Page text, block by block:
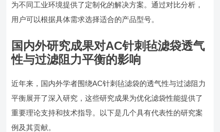
为不同工业环境提供了定制化的解决方案。通过对比分析，
用户可以根据具体需求选择适合的产品型号。
国内外研究成果对AC针刺毡滤袋透气
性与过滤阻力平衡的影响
近年来，国内外学者围绕AC针刺毡滤袋的透气性与过滤阻力
平衡展开了深入研究，这些研究成果为优化滤袋性能提供了
重要理论支持和技术指导。以下是几个具有代表性的研究案
例及其贡献。